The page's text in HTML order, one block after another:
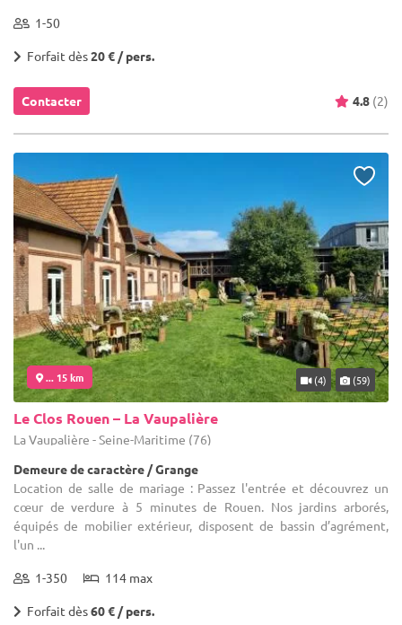
1-50
Forfait dès20 € / pers.
Contacter 4.8 (2)
... 15 km (4) (59)
Le Clos Rouen – La Vaupalière
La Vaupalière - Seine-Maritime (76)
Demeure de caractère / Grange
Location de salle de mariage : Passez l'entrée et découvrez un
cœur de verdure à 5 minutes de Rouen. Nos jardins arborés,
équipés de mobilier extérieur, disposent de bassin d’agrément,
l'un ...
1-350 114 max
Forfait dès60 € / pers.